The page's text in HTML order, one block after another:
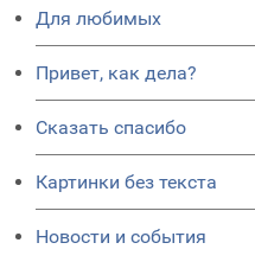
Для любимых
Привет, как дела?
Сказать спасибо
Картинки без текста
Новости и события